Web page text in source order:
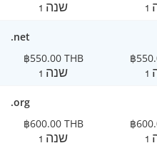
1 שנה
.net
฿550.00 THB
1 שנה
฿
.org
฿600.00 THB
1 שנה
฿